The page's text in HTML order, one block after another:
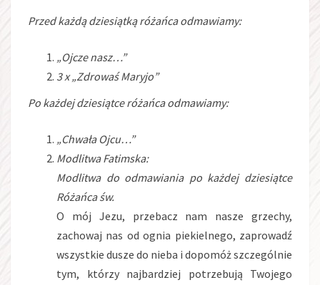
Przed każdą dziesiątką różańca odmawiamy:
„Ojcze nasz…”
3 x „Zdrowaś Maryjo”
Po każdej dziesiątce różańca odmawiamy:
„Chwała Ojcu…”
Modlitwa Fatimska:
Modlitwa do odmawiania po każdej dziesiątce
Różańca św.
O mój Jezu, przebacz nam nasze grzechy,
zachowaj nas od ognia piekielnego, zaprowadź
wszystkie dusze do nieba i dopomóż szczególnie
tym, którzy najbardziej potrzebują Twojego